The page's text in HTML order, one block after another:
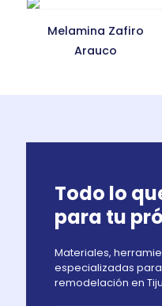
Melamina Zafiro
Arauco
Todo lo
para tu
Materiales,
especializadas
remodelación en